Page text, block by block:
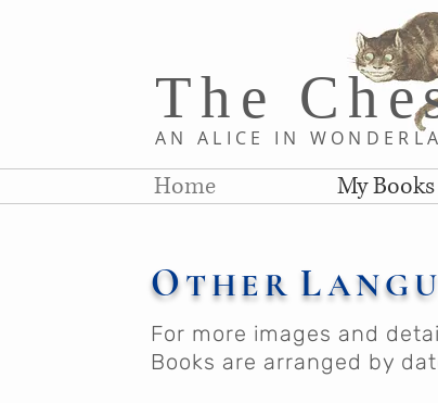
The
AN ALICE IN
Home My
OTHER L
For more images and
Books are arranged by